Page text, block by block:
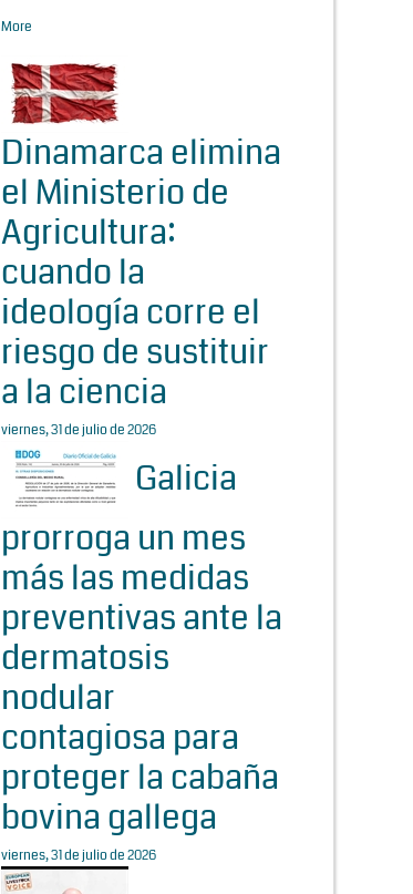
More
Dinamarca elimina
el Ministerio de
Agricultura:
cuando la
ideología corre el
riesgo de sustituir
a la ciencia
viernes, 31 de julio de 2026
Galicia
prorroga un mes
más las medidas
preventivas ante la
dermatosis
nodular
contagiosa para
proteger la cabaña
bovina gallega
viernes, 31 de julio de 2026